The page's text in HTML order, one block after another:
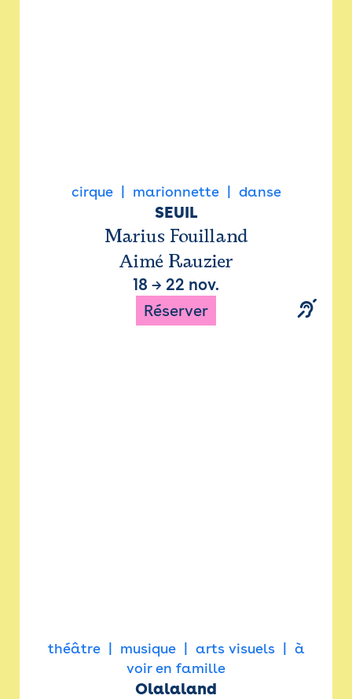
cirque marionnette danse
SEUIL
Marius Fouilland
Aimé Rauzier
18 → 22 nov.
Réserver
théâtre musique arts visuels
à
voir en famille
Olalaland